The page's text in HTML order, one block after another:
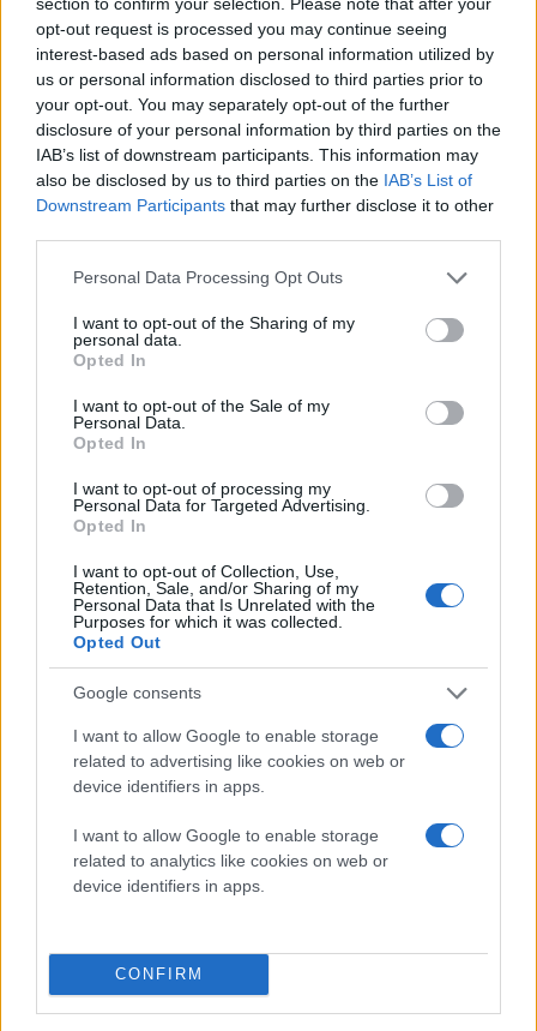
opt-out request is processed you may continue seeing
interest-based ads based on personal information utilized by
us or personal information disclosed to third parties prior to
your opt-out. You may separately opt-out of the further
disclosure of your personal information by third parties on the
IAB’s list of downstream participants. This information may
also be disclosed by us to third parties on the IAB’s List of
Downstream Participants that may further disclose it to other
Please note that this website/app uses one or more Google
not limited to your visit or usage behaviour. You may click to
grant or deny consent to Google and its third-party tags to
use your data for below specified purposes in below Google
consent section.
Personal Data Processing Opt Outs
I want to opt-out of the Sharing of my
personal data.
Opted In
I want to opt-out of the Sale of my
Personal Data.
Opted In
I want to opt-out of processing my
Personal Data for Targeted Advertising.
Opted In
I want to opt-out of Collection, Use,
Retention, Sale, and/or Sharing of my
Personal Data that Is Unrelated with the
Purposes for which it was collected.
Opted Out
Google consents
I want to allow Google to enable storage
related to advertising like cookies on web or
device identifiers in apps.
I want to allow Google to enable storage
related to analytics like cookies on web or
device identifiers in apps.
CONFIRM
διαφορετικά παραδείγματα. Όπως εξήγησε, στην
Ευρώπη είναι δύσκολο να βρεις ποιοτικά και ποσοτικά
ανοιχτά δεδομένα, καθώς το υπάρχον κανονιστικό
πλαίσιο θέτει εμπόδια.
Έτσι αποθαρρύνει την καινοτομία. Από την άλλη
πλευρά, όμως, το κανονιστικό πλαίσιο αποδεικνύεται
αρκετά χρήσιμο σε άλλες περιπτώσεις, όπως τα
σήματα κ.α. «Πρέπει να πετύχουμε μια ισορροπία [...]
Χρειαζόμαστε και το κανονιστικό πλαίσιο και την
καινοτομία, αλλά το πρόβλημα ξεκινά όταν δίνουμε
προτεραιότητα στο πρώτο και όχι στο δεύτερο».
Javier Lopez-Gonzalez, Επικεφαλής της
σχολιάσει το κανονιστικό πλαίσιο, υποστήριξε ότι
προσπαθούμε να βρούμε μια ισορροπία, η οποία θα
παράλληλα θα δημιουργεί ένα τοίχο προφύλαξης.
Επιπρόσθετα, υποστήριξε ότι ο κατακερματισμός δεν
κινείται προς τη σωστή κατεύθυνση, καθώς εκτιμάται
ότι θα έχει ένα κόστος 10% επί των εμπορικών ροών.
Παράλληλα, αποσαφήνισε ότι κανένας κανονισμός
δεν είναι η βέλτιστη λύση. «Μπορεί να μειώσει κάποια
κόστη, αλλά ταυτόχρονα θα απωλέσει κάποια οφέλη
σχολίασε, χαρακτηριστικά. Η χρυσή τομή, όπως
πρόσθεσε, είναι να εξισορροπήσουμε όλα τα
παραπάνω, καθώς κάτι τέτοιο μπορεί να βελτιώσει τις
τρόπο που θα προστατεύουμε με τη λιγότερο δυνατή
παρέμβαση» επανέλαβε, προσδίδοντας σημασία και
στην έννοια της διαλειτουργικότητας, η οποία μπορεί